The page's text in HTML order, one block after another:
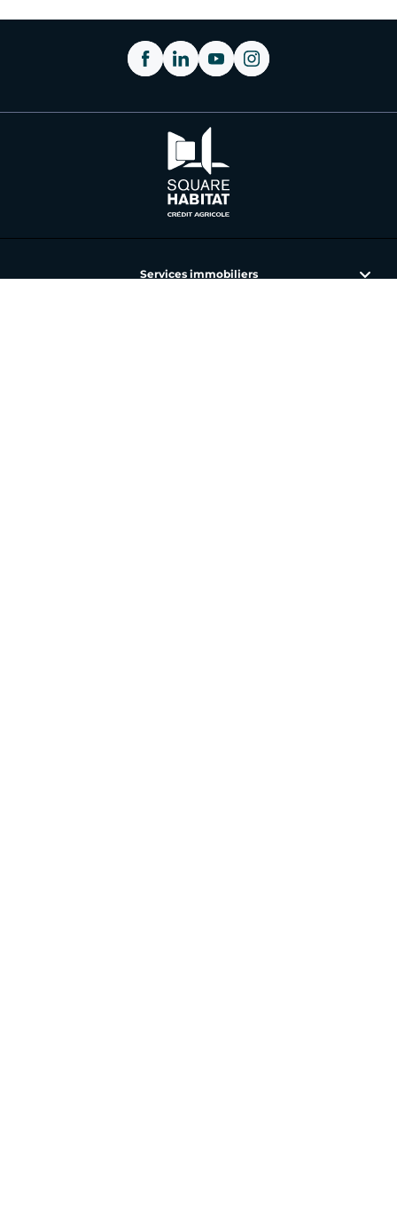
Services immobiliers